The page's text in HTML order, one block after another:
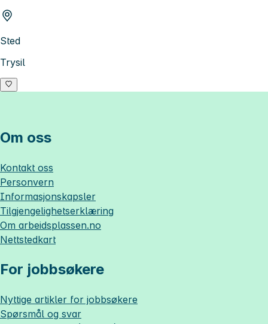
Sted
Trysil
Om oss
Kontakt oss
Personvern
Informasjonskapsler
Tilgjengelighetserklæring
Om arbeidsplassen.no
Nettstedkart
For jobbsøkere
Nyttige artikler for jobbsøkere
Spørsmål og svar